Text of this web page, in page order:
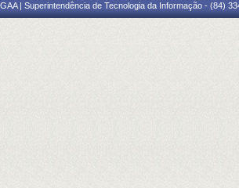
| Superintendência de Tecnologia da Informação - (84)